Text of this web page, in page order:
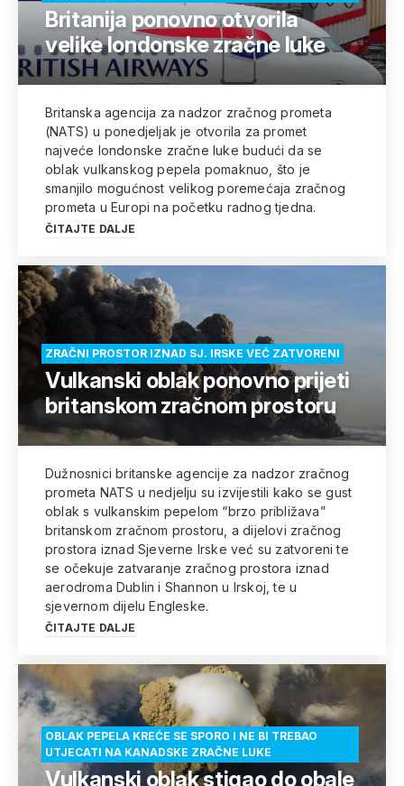
Britanija ponovno otvorila
velike londonske zračne luke
Britanska agencija za nadzor zračnog prometa
(NATS) u ponedjeljak je otvorila za promet
najveće londonske zračne luke budući da se
oblak vulkanskog pepela pomaknuo, što je
smanjilo mogućnost velikog poremećaja zračnog
prometa u Europi na početku radnog tjedna.
ČITAJTE DALJE
ZRAČNI PROSTOR IZNAD SJ. IRSKE VEĆ ZATVORENI
Vulkanski oblak ponovno prijeti
britanskom zračnom prostoru
Dužnosnici britanske agencije za nadzor zračnog
prometa NATS u nedjelju su izvijestili kako se gust
oblak s vulkanskim pepelom “brzo približava”
britanskom zračnom prostoru, a dijelovi zračnog
prostora iznad Sjeverne Irske već su zatvoreni te
se očekuje zatvaranje zračnog prostora iznad
aerodroma Dublin i Shannon u Irskoj, te u
sjevernom dijelu Engleske.
ČITAJTE DALJE
OBLAK PEPELA KREĆE SE SPORO I NE BI TREBAO
UTJECATI NA KANADSKE ZRAČNE LUKE
Vulkanski oblak stigao do obale